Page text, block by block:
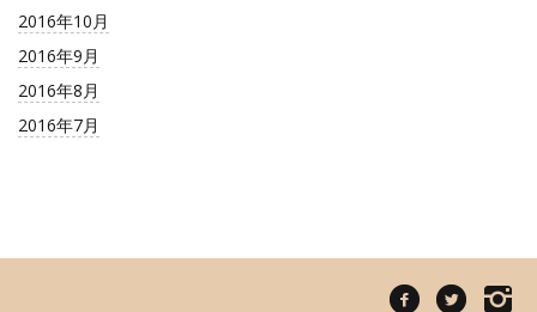
2016年10月
2016年9月
2016年8月
2016年7月